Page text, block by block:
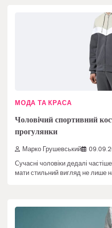
МОДА ТА КРАСА
Чоловічий спортивний
прогулянки
Марко Грушевський
Сучасні чоловіки дедалі
мати стильний вигляд не лише